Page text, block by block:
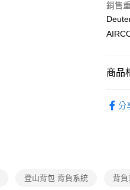
完成
3.實
消。
1.分
帳／
資料
運送
新竹
付款
銷售
商品
分
登山背包 背負系統 背